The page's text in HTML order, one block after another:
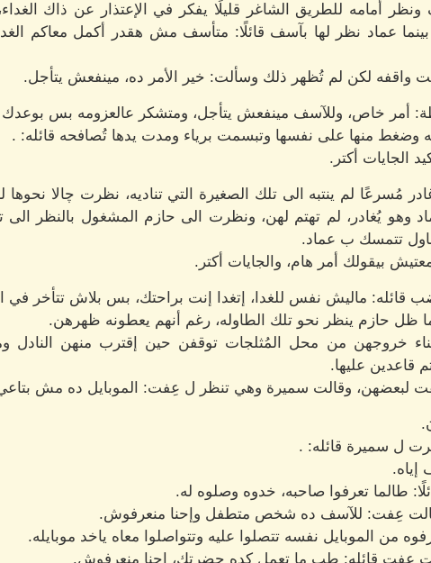
ونظر أمامه للطريق الشاغر قليلًا يفكر في الإعتذار عن ذاك
عماد نظر لها بآسف قائلًا: متأسف مش هقدر أكمل معاكم
واقفه لكن لم تُظهر ذلك وسألت: خير الأمر ده، مينفعش يتأجل.
أمر خاص، وللآسف مينفعش يتأجل، ومتشكر عالعزومه بس بوعدك
وضغط منها على نفسها وتبسمت برياء ومدت يدها تُصافحه قائله: .
الجايات أكتر.
مُسرعًا لم ينتبه الى تلك الصغيرة التي تناديه، نظرت چالا
وهو يُغادر، لم تهتم لهن، ونظرت الى حازم المشغول بالنظر
تتمسك ب عماد.
بيقولك أمر هام، والجايات أكتر.
قائله: ماليش نفس للغدا، إتغدا إنت براحتك، بس بلاش تتأخر في
ظل حازم ينظر نحو تلك الطاوله، رغم أنهم يعطونه ظهرهن.
خروجهن من محل المُثلجات توقفن حين إقترب منهن النادل
قاعدين عليها.
لبعضهن، وقالت سميرة وهي تنظر ل عِفت: الموبايل ده مش
ل سميرة قائله: .
إياه.
طالما تعرفوا صاحبه، خدوه وصلوه له.
عِفت: للآسف ده شخص متطفل وإحنا منعرفوش.
من الموبايل نفسه تتصلوا عليه وتتواصلوا معاه ياخد موبايله.
عِفت قائله: طب ما تعمل كده حضرتك، إحنا منعرفوش.